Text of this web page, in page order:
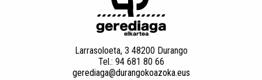
Larrasoloeta, 3 48200 Durango
Tel.: 94 681 80 66
gerediaga@durangokoazoka.eus